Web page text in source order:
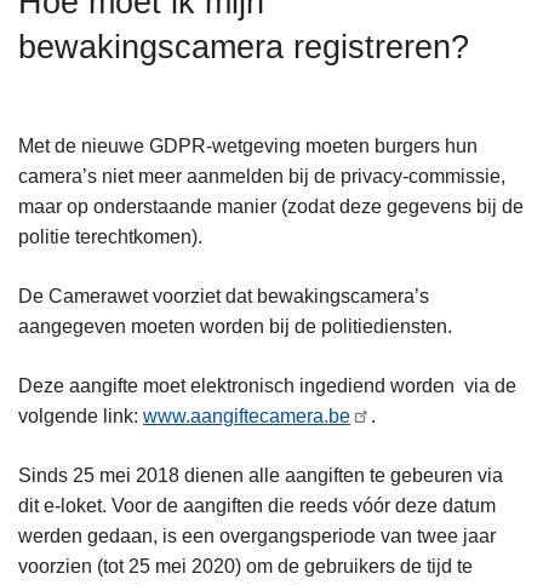
bewakingscamera registreren?
Met de nieuwe GDPR-wetgeving moeten burgers hun
camera’s niet meer aanmelden bij de privacy-commissie,
maar op onderstaande manier (zodat deze gegevens bij de
politie terechtkomen).
De Camerawet voorziet dat bewakingscamera’s
aangegeven moeten worden bij de politiediensten.
Deze aangifte moet elektronisch ingediend worden via de
volgende link: www.aangiftecamera.be .
Sinds 25 mei 2018 dienen alle aangiften te gebeuren via
dit e-loket. Voor de aangiften die reeds vóór deze datum
werden gedaan, is een overgangsperiode van twee jaar
voorzien (tot 25 mei 2020) om de gebruikers de tijd te